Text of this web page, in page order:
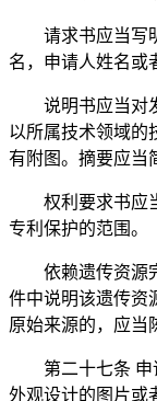
请求书应当写
名，申请人姓名或
说明书应当对
以所属技术领域的
有附图。摘要应当
权利要求书应
专利保护的范围。
依赖遗传资源
件中说明该遗传资
原始来源的，应当
第二十七条
外观设计的图片或